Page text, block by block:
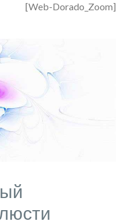
[Web-Dorado_Zoom]